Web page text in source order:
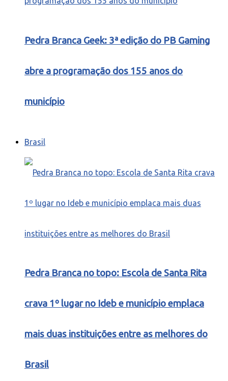
Pedra Branca Geek: 3ª edição do PB Gaming
abre a programação dos 155 anos do
município
Brasil
Pedra Branca no topo: Escola de Santa Rita
crava 1º lugar no Ideb e município emplaca
mais duas instituições entre as melhores do
Brasil